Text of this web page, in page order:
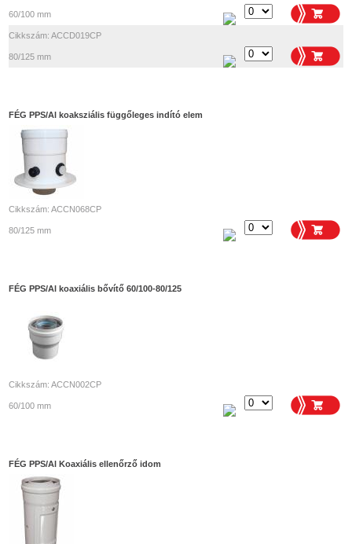
60/100 mm
Cikkszám: ACCD019CP
80/125 mm
FÉG PPS/Al koaksziális függőleges indító elem
Cikkszám: ACCN068CP
80/125 mm
FÉG PPS/Al koaxiális bővítő 60/100-80/125
Cikkszám: ACCN002CP
60/100 mm
FÉG PPS/Al Koaxiális ellenőrző idom